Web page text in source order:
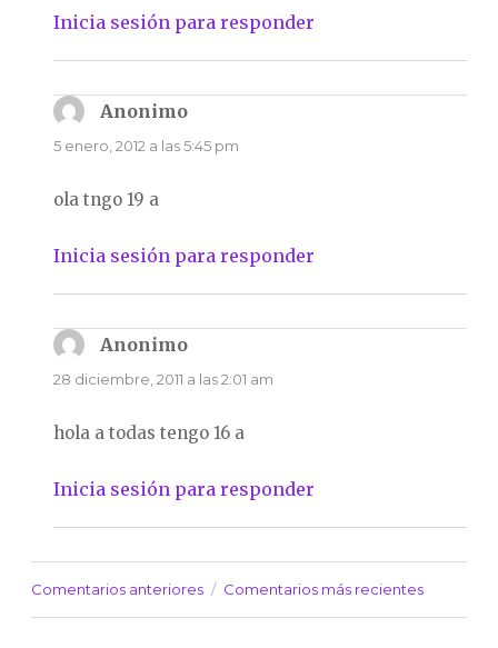
Inicia sesión para responder
Anonimodice:
5 enero, 2012 a las 5:45 pm
ola tngo 19 a
Inicia sesión para responder
Anonimodice:
28 diciembre, 2011 a las 2:01 am
hola a todas tengo 16 a
Inicia sesión para responder
Navegación
Comentarios anteriores Comentarios más recientes